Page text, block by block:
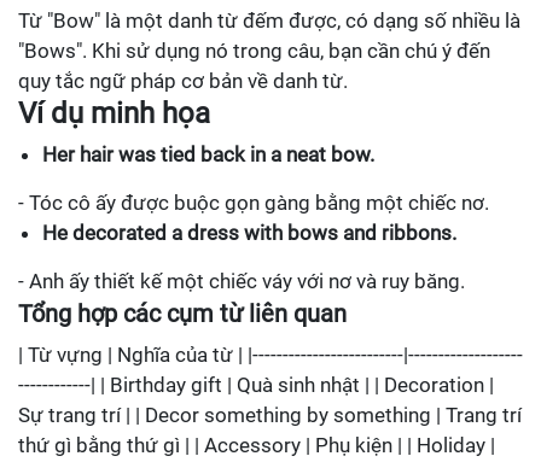
Từ "Bow" là một danh từ đếm được, có dạng số nhiều là
"Bows". Khi sử dụng nó trong câu, bạn cần chú ý đến
quy tắc ngữ pháp cơ bản về danh từ.
Ví dụ minh họa
Her hair was tied back in a neat bow.
- Tóc cô ấy được buộc gọn gàng bằng một chiếc nơ.
He decorated a dress with bows and ribbons.
- Anh ấy thiết kế một chiếc váy với nơ và ruy băng.
Tổng hợp các cụm từ liên quan
| Từ vựng | Nghĩa của từ | |-------------------------|-------------------
------------| | Birthday gift | Quà sinh nhật | | Decoration |
Sự trang trí | | Decor something by something | Trang trí
thứ gì bằng thứ gì | | Accessory | Phụ kiện | | Holiday |